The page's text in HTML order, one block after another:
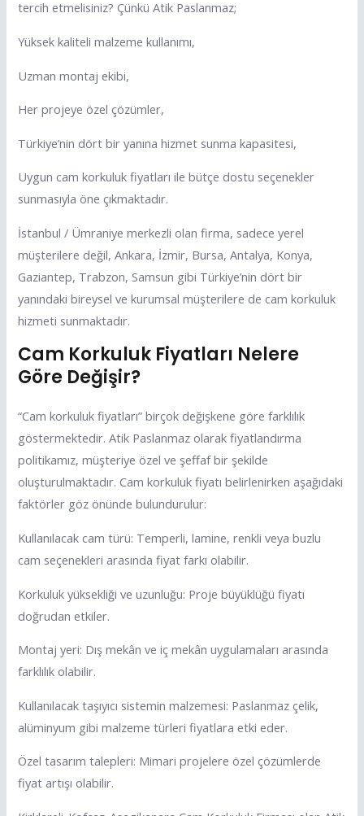
tercih etmelisiniz? Çünkü Atik Paslanmaz;
Yüksek kaliteli malzeme kullanımı,
Uzman montaj ekibi,
Her projeye özel çözümler,
Türkiye’nin dört bir yanına hizmet sunma kapasitesi,
Uygun cam korkuluk fiyatları ile bütçe dostu seçenekler
sunmasıyla öne çıkmaktadır.
İstanbul / Ümraniye merkezli olan firma, sadece yerel
müşterilere değil, Ankara, İzmir, Bursa, Antalya, Konya,
Gaziantep, Trabzon, Samsun gibi Türkiye’nin dört bir
yanındaki bireysel ve kurumsal müşterilere de cam korkuluk
hizmeti sunmaktadır.
Cam Korkuluk Fiyatları Nelere
Göre Değişir?
“Cam korkuluk fiyatları” birçok değişkene göre farklılık
göstermektedir. Atik Paslanmaz olarak fiyatlandırma
politikamız, müşteriye özel ve şeffaf bir şekilde
oluşturulmaktadır. Cam korkuluk fiyatı belirlenirken aşağıdaki
faktörler göz önünde bulundurulur:
Kullanılacak cam türü: Temperli, lamine, renkli veya buzlu
cam seçenekleri arasında fiyat farkı olabilir.
Korkuluk yüksekliği ve uzunluğu: Proje büyüklüğü fiyatı
doğrudan etkiler.
Montaj yeri: Dış mekân ve iç mekân uygulamaları arasında
farklılık olabilir.
Kullanılacak taşıyıcı sistemin malzemesi: Paslanmaz çelik,
alüminyum gibi malzeme türleri fiyatlara etki eder.
Özel tasarım talepleri: Mimari projelere özel çözümlerde
fiyat artışı olabilir.